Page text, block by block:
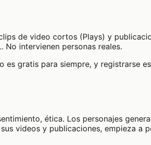
de video cortos (Plays) y
intervienen personas reales.
gratis para siempre, y registrarse
ética. Los personajes
videos y publicaciones, empieza a